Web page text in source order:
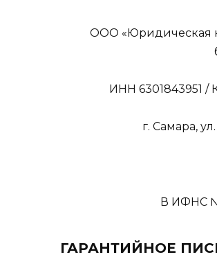
ООО «Юридическая
ИНН 6301843951 /
г. Самара,
В ИФНС
ГАРАНТИЙНОЕ